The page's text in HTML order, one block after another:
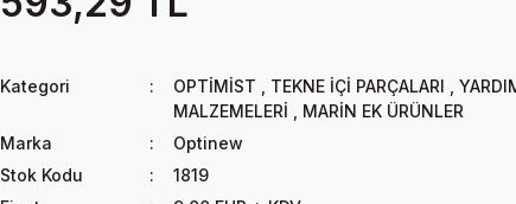
Kategori OPTİMİST TEKNE İÇİ PARÇALARI
MALZEMELERİ
MARİN EK ÜRÜNLER
Marka
Optinew
Stok Kodu
1819